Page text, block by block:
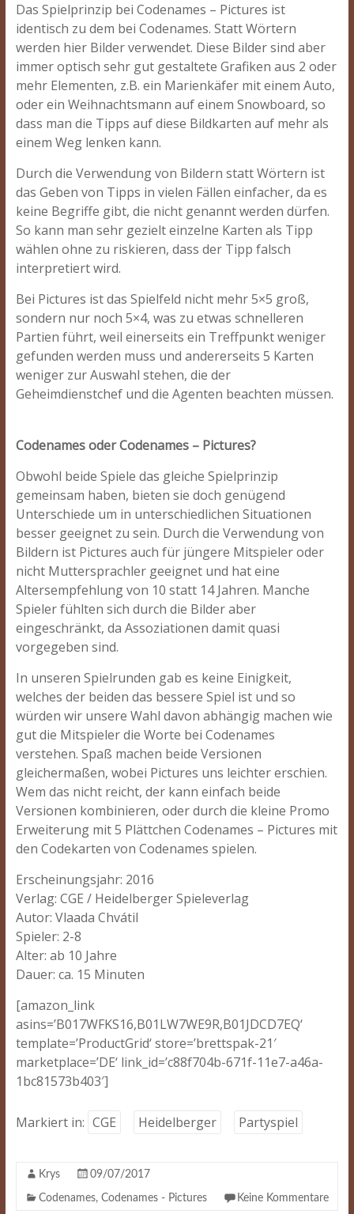
Das Spielprinzip bei Codenames – Pictures ist
identisch zu dem bei Codenames. Statt Wörtern
werden hier Bilder verwendet. Diese Bilder sind aber
immer optisch sehr gut gestaltete Grafiken aus 2 oder
mehr Elementen, z.B. ein Marienkäfer mit einem Auto,
oder ein Weihnachtsmann auf einem Snowboard, so
dass man die Tipps auf diese Bildkarten auf mehr als
einem Weg lenken kann.
Durch die Verwendung von Bildern statt Wörtern ist
das Geben von Tipps in vielen Fällen einfacher, da es
keine Begriffe gibt, die nicht genannt werden dürfen.
So kann man sehr gezielt einzelne Karten als Tipp
wählen ohne zu riskieren, dass der Tipp falsch
interpretiert wird.
Bei Pictures ist das Spielfeld nicht mehr 5×5 groß,
sondern nur noch 5×4, was zu etwas schnelleren
Partien führt, weil einerseits ein Treffpunkt weniger
gefunden werden muss und andererseits 5 Karten
weniger zur Auswahl stehen, die der
Geheimdienstchef und die Agenten beachten müssen.
Codenames oder Codenames – Pictures?
Obwohl beide Spiele das gleiche Spielprinzip
gemeinsam haben, bieten sie doch genügend
Unterschiede um in unterschiedlichen Situationen
besser geeignet zu sein. Durch die Verwendung von
Bildern ist Pictures auch für jüngere Mitspieler oder
nicht Muttersprachler geeignet und hat eine
Altersempfehlung von 10 statt 14 Jahren. Manche
Spieler fühlten sich durch die Bilder aber
eingeschränkt, da Assoziationen damit quasi
vorgegeben sind.
In unseren Spielrunden gab es keine Einigkeit,
welches der beiden das bessere Spiel ist und so
würden wir unsere Wahl davon abhängig machen wie
gut die Mitspieler die Worte bei Codenames
verstehen. Spaß machen beide Versionen
gleichermaßen, wobei Pictures uns leichter erschien.
Wem das nicht reicht, der kann einfach beide
Versionen kombinieren, oder durch die kleine Promo
Erweiterung mit 5 Plättchen Codenames – Pictures mit
den Codekarten von Codenames spielen.
Erscheinungsjahr: 2016
Verlag: CGE / Heidelberger Spieleverlag
Autor: Vlaada Chvátil
Spieler: 2-8
Alter: ab 10 Jahre
Dauer: ca. 15 Minuten
[amazon_link
asins=’B017WFKS16,B01LW7WE9R,B01JDCD7EQ‘
template=’ProductGrid‘ store=’brettspak-21′
marketplace=’DE‘ link_id=’c88f704b-671f-11e7-a46a-
1bc81573b403′]
Markiert in: CGE Heidelberger Partyspiel
Krys 09/07/2017
Codenames, Codenames - Pictures Keine Kommentare